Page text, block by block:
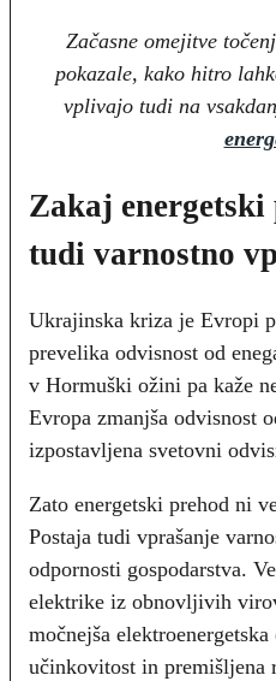
Začasne omejitve
pokazale, kako hitro
vplivajo tudi na
Zakaj energetski
tudi varnostno
Ukrajinska kriza je Evropi
prevelika odvisnost od
v Hormuški ožini pa kaže
Evropa zmanjša odvisnost
izpostavljena svetovni
Zato energetski prehod ni
Postaja tudi vprašanje
odpornosti gospodarstva.
elektrike iz obnovljivih
močnejša
učinkovitost in premišljena